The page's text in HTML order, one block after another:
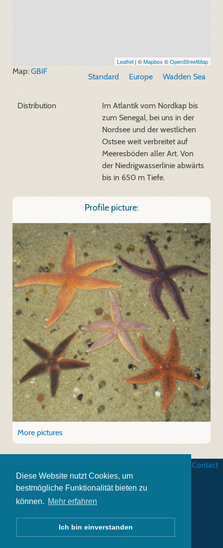
Diese Website nutzt Cookies, um
bestmögliche Funktionalität bieten zu
können. Mehr erfahren
Ich bin einverstanden
Leaflet | ©Mapbox ©OpenStreetMap
Standard Europe Wadden Sea
Map: GBIF
Distribution
Im Atlantik vom Nordkap bis
zum Senegal, bei uns in der
Nordsee und der westlichen
Ostsee weit verbreitet auf
Meeresböden aller Art. Von
der Niedrigwasserlinie abwärts
bis in 650 m Tiefe.
Profile picture:
More pictures
Contact